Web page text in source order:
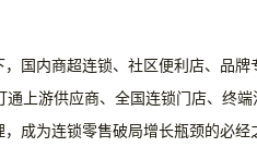
国内商超连锁、社区便利店、品
通上游供应商、全国连锁门店、终
成为连锁零售破局增长瓶颈的必经